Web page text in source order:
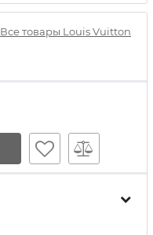
Все товары Louis Vuitton